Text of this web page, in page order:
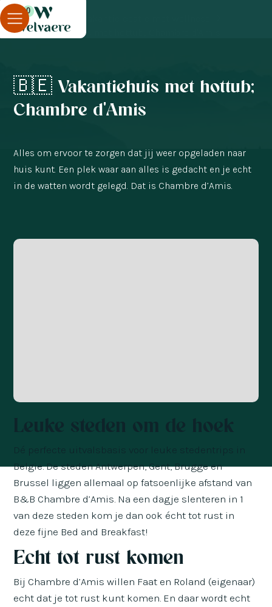
0
Blog
🇧🇪 Vakantiehuis met hottub; Chambre d'Amis
🇧🇪 Vakantiehuis met hottub;
Chambre d'Amis
Alles om ervoor te zorgen dat jij weer opgeladen naar
huis kunt. Een plek waar aan alles is gedacht en je echt
in de watten wordt gelegd. Dat is Chambre d’Amis.
Leuke steden om de hoek
Dé perfecte uitvalsbasis voor leuke stedentrips in
Belgie. De steden Antwerpen, Gent, Brugge en
Brussel liggen allemaal op fatsoenlijke afstand van
B&B Chambre d’Amis. Na een dagje slenteren in 1
van deze steden kom je dan ook écht tot rust in
deze fijne Bed and Breakfast!
Echt tot rust komen
Bij Chambre d’Amis willen Faat en Roland (eigenaar)
echt dat je tot rust kunt komen. En daar wordt echt